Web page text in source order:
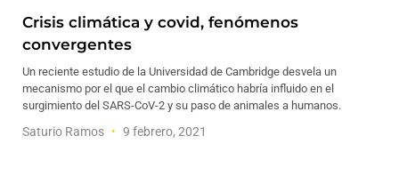
Crisis climática y covid, fenómenos
convergentes
Un reciente estudio de la Universidad de Cambridge desvela un
mecanismo por el que el cambio climático habría influido en el
surgimiento del SARS-CoV-2 y su paso de animales a humanos.
Saturio Ramos 9 febrero, 2021